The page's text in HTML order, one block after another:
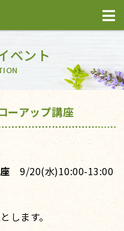
ベント
ーアップ講座
9/20(水)10:00-13:00
します。